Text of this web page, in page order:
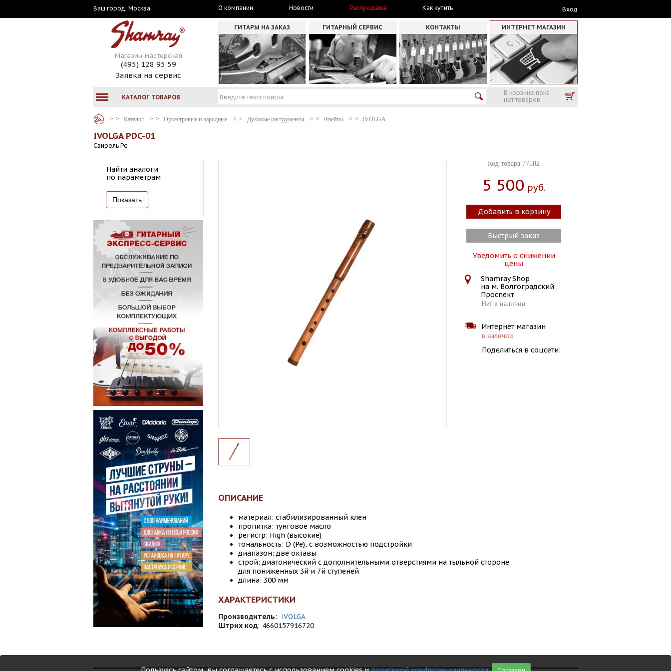
Ваш город: Москва О компании Новости Распродажа Как купить Вход
Магазин-мастерская
(495) 128 95 59
Заявка на сервис
ГИТАРЫ НА ЗАКАЗ ГИТАРНЫЙ СЕРВИС КОНТАКТЫ ИНТЕРНЕТ МАГАЗИН
КАТАЛОГ ТОВАРОВ
В корзине пока
нет товаров
Каталог Оркестровые и народные Духовые инструменты Флейты iVOLGA
IVOLGA PDC-01
Свирель Ре
Найти аналоги
по параметрам
Код товара 77582
5 500 Руб.
Добавить в корзину
Быстрый заказ
Уведомить о снижении
цены
Shamray Shop
на м. Волгоградский
Проспект
Нет в наличии
Интернет магазин
в наличии
Поделиться в соцсети:
ОПИСАНИЕ
материал: стабилизированный клён
пропитка: тунговое масло
регистр: High (высокие)
тональность: D (Ре), с возможностью подстройки
диапазон: две октавы
строй: диатонический с дополнительными отверстиями на тыльной стороне
для пониженных 3й и 7й ступеней
длина: 300 мм
ХАРАКТЕРИСТИКИ
Производитель:
iVOLGA
Штрих код: 4660157916720